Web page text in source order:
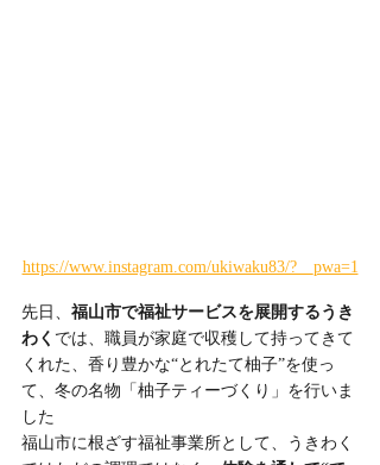
https://www.instagram.com/ukiwaku83/?__pwa=1
先日、 福山市で福祉サービスを展開するうき
わく では、職員が家庭で収穫して持ってきて
くれた、香り豊かな“とれたて柚子”を使っ
て、冬の名物「柚子ティーづくり」を行いま
した
福山市に根ざす福祉事業所として、うきわく